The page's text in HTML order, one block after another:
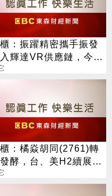
：振躍精密攜手振發
輝達VR供應鏈，今年
器滑軌業務拚倍增
：橘焱胡同(2761)轉
酵，台、美H2續展
2028年預計達百店目